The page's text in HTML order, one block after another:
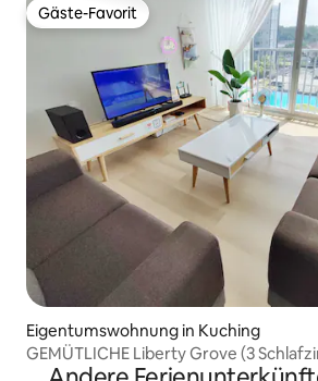
Gäste-Favorit
Gäste-Favorit
Eigentumswohnung in Kuching
GEMÜTLICHE Liberty Grove (3